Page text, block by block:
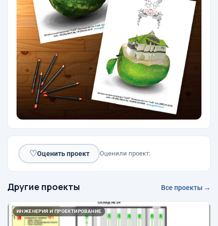
♡Оценить проект Оценили проект:
Другие проекты Все проекты →
ИНЖЕНЕРИЯ И ПРОЕКТИРОВАНИЕ